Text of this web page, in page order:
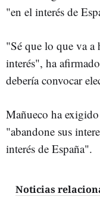
"en el interés de
"Sé que lo que va a
interés", ha
debería convocar
Mañueco ha
"abandone sus
interés de España".
Noticias